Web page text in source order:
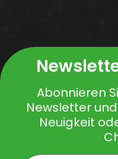
Abonnieren
Newsletter
Neuigkeit